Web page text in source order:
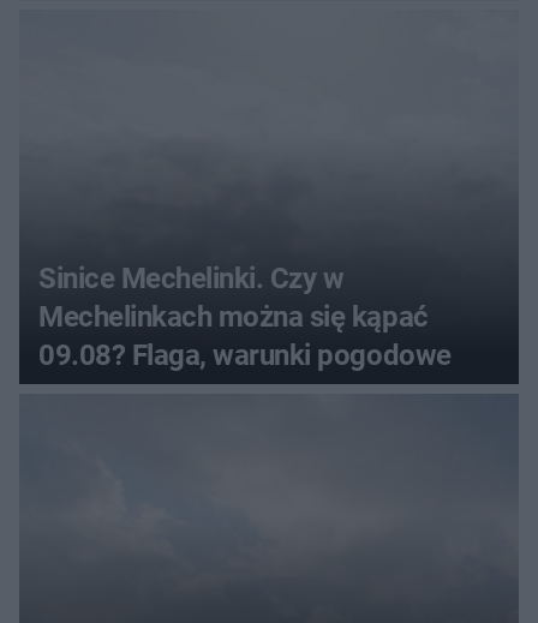
Sinice Mechelinki. Czy w
Mechelinkach można się kąpać
09.08? Flaga, warunki pogodowe